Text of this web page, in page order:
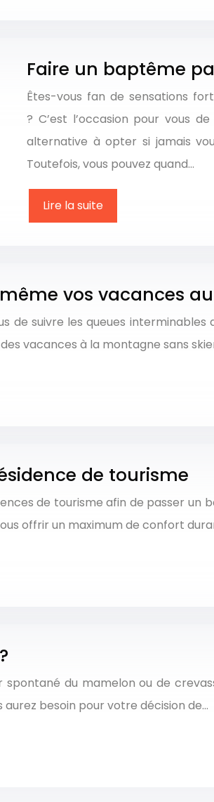
Faire un baptême
Êtes-vous fan de sensations
? C’est l’occasion pour vous
alternative à opter si jamais
Toutefois, vous pouvez quand…
Lire la suite
vos vacances au
de suivre les queues
vacances à la montagne sans
de tourisme
de tourisme afin de passer un
offrir un maximum de confort
du mamelon ou de
besoin pour votre décision de…